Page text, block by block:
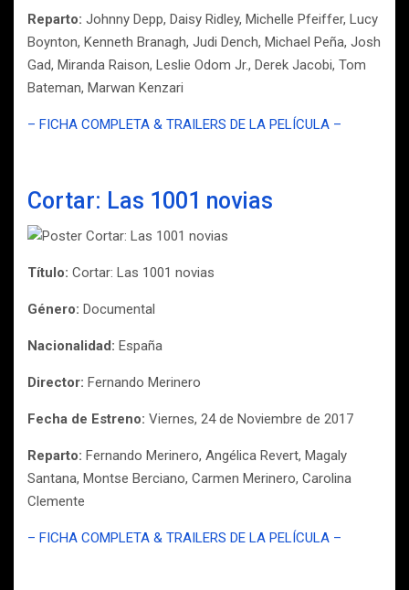
Reparto: Johnny Depp, Daisy Ridley, Michelle Pfeiffer, Lucy
Boynton, Kenneth Branagh, Judi Dench, Michael Peña, Josh
Gad, Miranda Raison, Leslie Odom Jr., Derek Jacobi, Tom
Bateman, Marwan Kenzari
– FICHA COMPLETA & TRAILERS DE LA PELÍCULA –
Cortar: Las 1001 novias
Título: Cortar: Las 1001 novias
Género: Documental
Nacionalidad: España
Director: Fernando Merinero
Fecha de Estreno: Viernes, 24 de Noviembre de 2017
Reparto: Fernando Merinero, Angélica Revert, Magaly
Santana, Montse Berciano, Carmen Merinero, Carolina
Clemente
– FICHA COMPLETA & TRAILERS DE LA PELÍCULA –